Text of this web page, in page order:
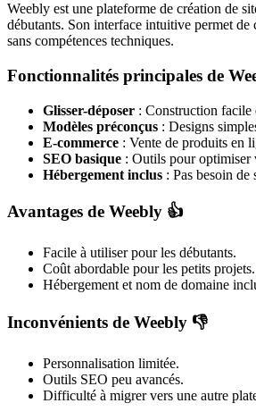
Weebly est une plateforme de création de
débutants. Son interface intuitive permet de
sans compétences techniques.
Fonctionnalités principales de
Glisser-déposer : Construction facile
Modèles préconçus : Designs
E-commerce : Vente de produits en
SEO basique : Outils pour optimiser
Hébergement inclus : Pas besoin de
Avantages de Weebly 👍
Facile à utiliser pour les débutants.
Coût abordable pour les petits projets.
Hébergement et nom de domaine
Inconvénients de Weebly 👎
Personnalisation limitée.
Outils SEO peu avancés.
Difficulté à migrer vers une autre